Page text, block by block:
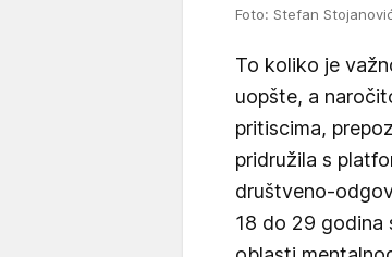
Foto: Stefan
To koliko je
uopšte, a
pritiscima,
pridružila s
društveno-
18 do 29 godina